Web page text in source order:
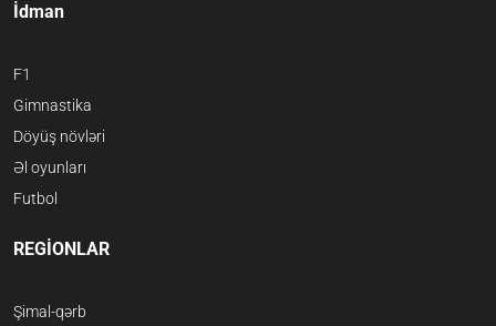
İdman
F1
Gimnastika
Döyüş növləri
Əl oyunları
Futbol
REGİONLAR
Şimal-qərb